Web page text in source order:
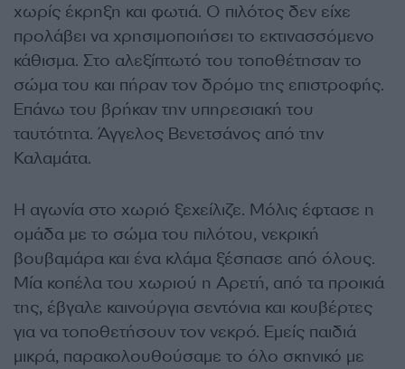
χωρίς έκρηξη και φωτιά. Ο πιλότος δεν είχε
προλάβει να χρησιμοποιήσει το εκτινασσόμενο
κάθισμα. Στο αλεξίπτωτό του τοποθέτησαν το
σώμα του και πήραν τον δρόμο της επιστροφής.
Επάνω του βρήκαν την υπηρεσιακή του
ταυτότητα. Άγγελος Βενετσάνος από την
Καλαμάτα.
Η αγωνία στο χωριό ξεχείλιζε. Μόλις έφτασε η
ομάδα με το σώμα του πιλότου, νεκρική
βουβαμάρα και ένα κλάμα ξέσπασε από όλους.
Μία κοπέλα του χωριού η Αρετή, από τα προικιά
της, έβγαλε καινούργια σεντόνια και κουβέρτες
για να τοποθετήσουν τον νεκρό. Εμείς παιδιά
μικρά, παρακολουθούσαμε το όλο σκηνικό με